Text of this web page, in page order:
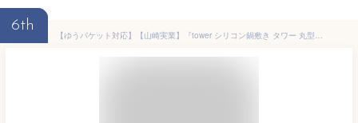
6th
【ゆうパケット対応】【山崎実業】『tower シリコン鍋敷き タワー 丸型』【鍋敷き なべしき 丸 キッチン 雑貨】